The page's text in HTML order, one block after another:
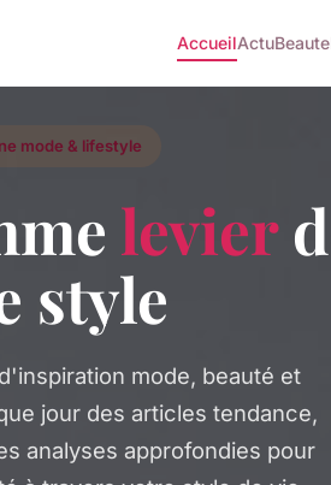
AccueilActuBeaute
mode & lifestyle
levier
style
mode, beauté et
jour des articles tendance,
analyses approfondies pour